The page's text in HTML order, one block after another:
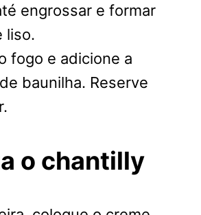
engrossar e formar
liso.
fogo e adicione a
baunilha. Reserve
o chantilly